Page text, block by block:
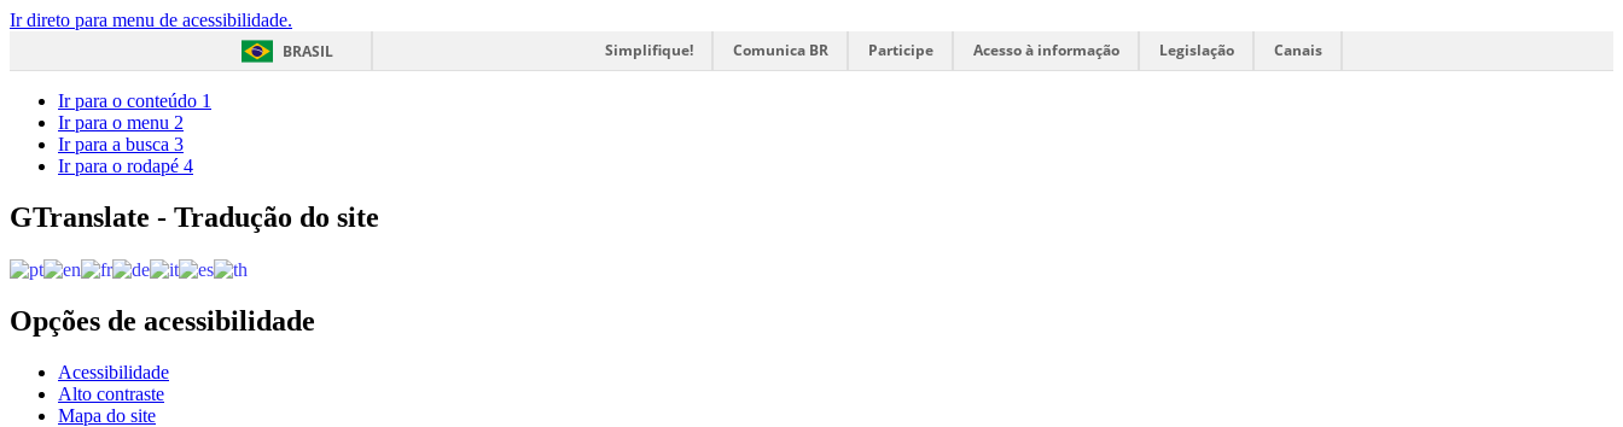
Ir direto para menu de acessibilidade.
BRASIL
Simplifique! Comunica BR Participe Acesso à informação Legislação Canais
Ir para o conteúdo 1
Ir para o menu 2
Ir para a busca 3
Ir para o rodapé 4
GTranslate - Tradução do site
Opções de acessibilidade
Acessibilidade
Alto contraste
Mapa do site